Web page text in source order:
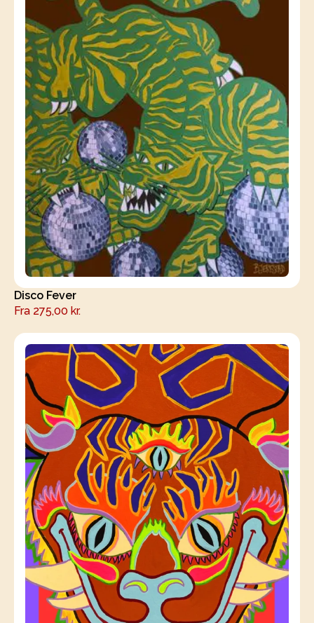
Disco Fever
Fra 275,00 kr.